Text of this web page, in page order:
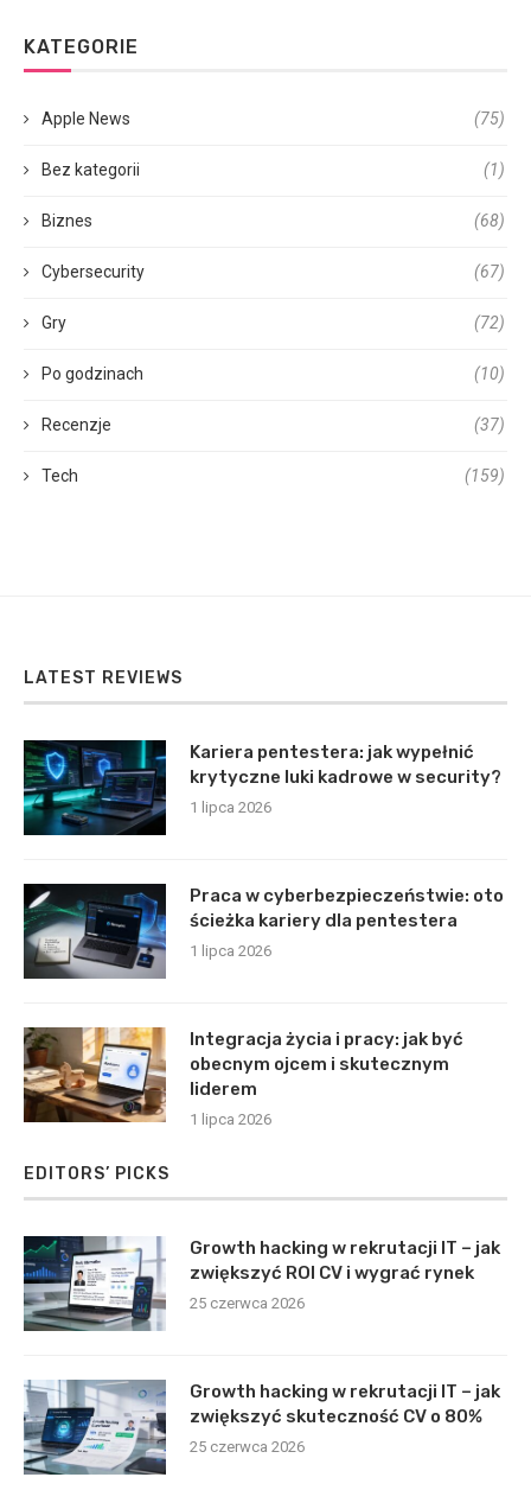
KATEGORIE
Apple News (75)
Bez kategorii (1)
Biznes (68)
Cybersecurity (67)
Gry (72)
Po godzinach (10)
Recenzje (37)
Tech (159)
LATEST REVIEWS
Kariera pentestera: jak wypełnić
krytyczne luki kadrowe w security?
1 lipca 2026
Praca w cyberbezpieczeństwie: oto
ścieżka kariery dla pentestera
1 lipca 2026
Integracja życia i pracy: jak być
obecnym ojcem i skutecznym
liderem
1 lipca 2026
EDITORS’ PICKS
Growth hacking w rekrutacji IT – jak
zwiększyć ROI CV i wygrać rynek
25 czerwca 2026
Growth hacking w rekrutacji IT – jak
zwiększyć skuteczność CV o 80%
25 czerwca 2026